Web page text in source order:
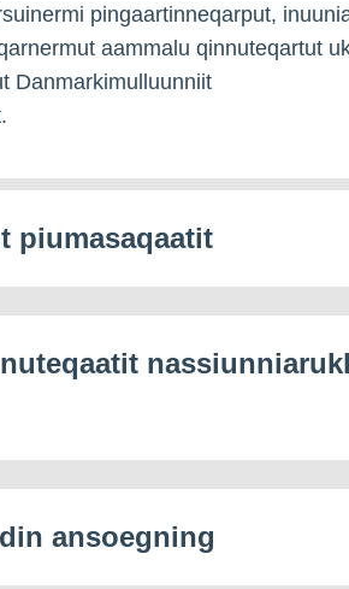
pingaartinneqarput,
aammalu qinnuteqartut
Danmarkimulluunniit
piumasaqaatit
ansoegning